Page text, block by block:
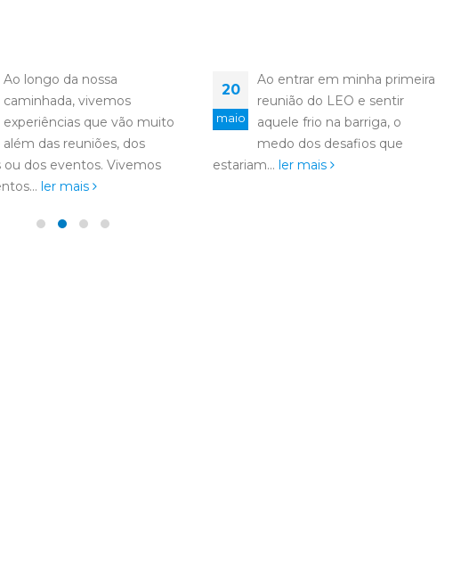
Ao entrar em minha primeira
reunião do LEO e sentir
aquele frio na barriga, o
medo dos desafios que
ler mais
22
jun
Deus da vida e da
eternidade, Hoje nos
reunimos sob o calor do Teu
amor, para pedir Tua luz
sobre...ler mais